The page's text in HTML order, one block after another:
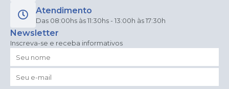
Atendimento
Das 08:00hs às 11:30hs - 13:00h às 17:30h
Newsletter
Inscreva-se e receba informativos